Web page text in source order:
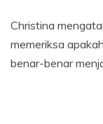
Christina
memeriksa
benar-benar